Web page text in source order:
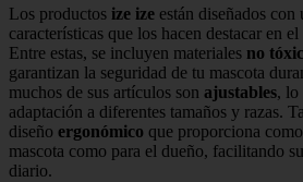
Los productos ize ize están diseñados con
características que los hacen destacar en
Entre estas, se incluyen materiales no
garantizan la seguridad de tu mascota
muchos de sus artículos son ajustables, lo
adaptación a diferentes tamaños y razas.
diseño ergonómico que proporciona
mascota como para el dueño, facilitando
diario.